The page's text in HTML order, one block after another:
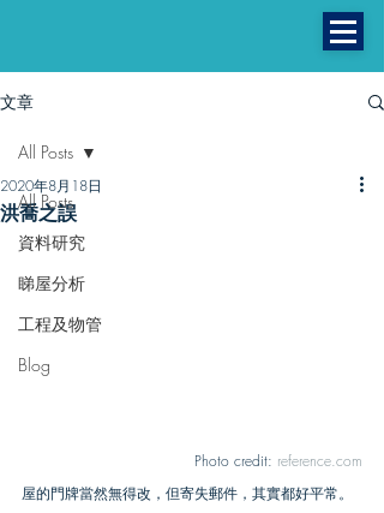
曼
文章
All Posts
資料研究
睇屋分析
工程及物管
Blog
All Posts
洪喬之誤
2020年8月18日
Photo credit: reference.com
屋的門牌當然無得改，但寄失郵件，其實都好平常。